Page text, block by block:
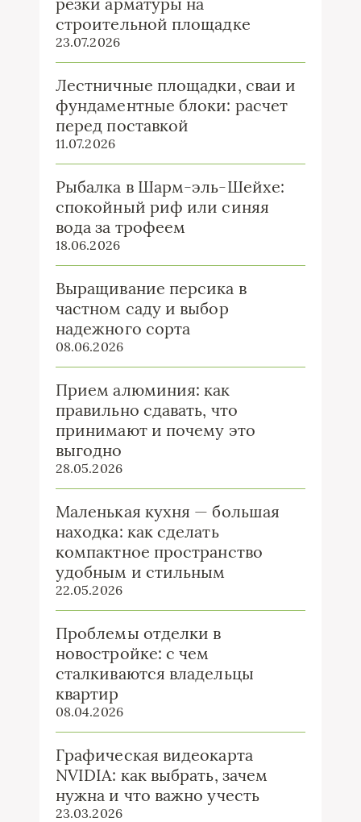
строительной площадке
23.07.2026
Лестничные площадки, сваи и
фундаментные блоки: расчет
перед поставкой
11.07.2026
Рыбалка в Шарм-эль-Шейхе:
спокойный риф или синяя
вода за трофеем
18.06.2026
Выращивание персика в
частном саду и выбор
надежного сорта
08.06.2026
Прием алюминия: как
правильно сдавать, что
принимают и почему это
выгодно
28.05.2026
Маленькая кухня — большая
находка: как сделать
компактное пространство
удобным и стильным
22.05.2026
Проблемы отделки в
новостройке: с чем
сталкиваются владельцы
квартир
08.04.2026
Графическая видеокарта
NVIDIA: как выбрать, зачем
нужна и что важно учесть
23.03.2026